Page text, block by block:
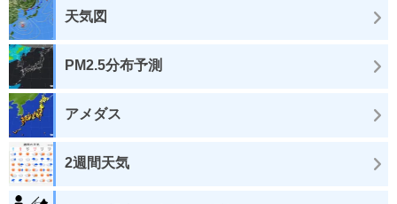
天気図
PM2.5分布予測
アメダス
2週間天気